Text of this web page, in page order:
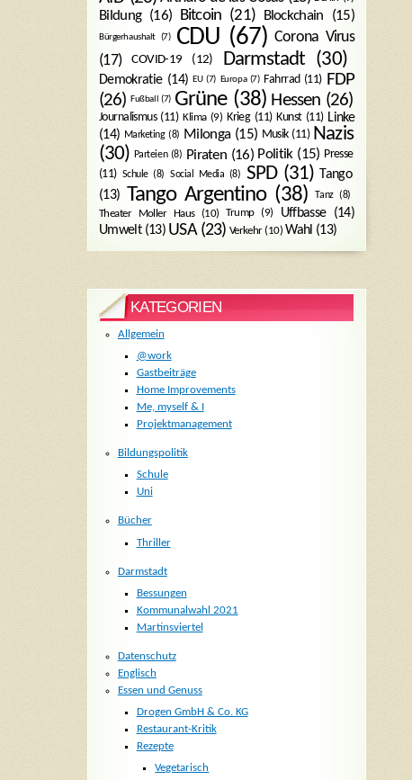
Bildung(16) Bitcoin (21) Blockchain (15)
Bürgerhaushalt (7) CDU (67) Corona Virus
(17)
COVID-19 (12) Darmstadt (30)
Demokratie(14) EU(7) Europa(7) Fahrrad (11) FDP
(26) Fußball (7) Grüne(38) Hessen (26)
Journalismus(11) Klima(9) Krieg(11) Kunst(11) Linke
(14) Marketing(8) Milonga(15) Musik(11) Nazis
(30) Parteien(8) Piraten (16) Politik(15) Presse
(11) Schule(8) Social Media (8) SPD(31) Tango
(13)
Tango Argentino(38) Tanz(8)
Theater Moller Haus(10) Trump(9) Uffbasse(14)
Umwelt(13) USA(23) Verkehr(10) Wahl (13)
KATEGORIEN
Allgemein
@work
Gastbeiträge
Home Improvements
Me, myself & I
Projektmanagement
Bildungspolitik
Schule
Uni
Bücher
Thriller
Darmstadt
Bessungen
Kommunalwahl 2021
Martinsviertel
Datenschutz
Englisch
Essen und Genuss
Drogen GmbH & Co. KG
Restaurant-Kritik
Rezepte
Vegetarisch